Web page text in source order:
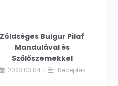
Zöldséges Bulgur Pilaf
Mandulával és
Szőlőszemekkel
2023.03.04. • Receptek